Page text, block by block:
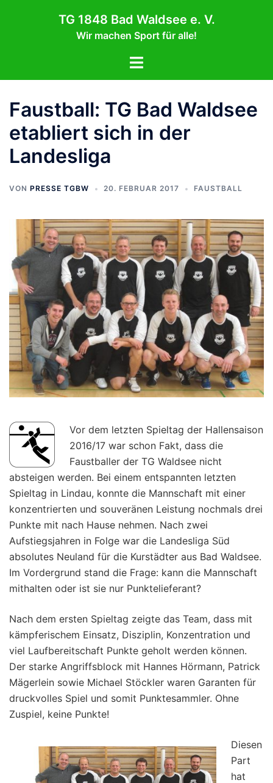
TG 1848 Bad Waldsee e. V.
Wir machen Sport für alle!
Menü
Faustball: TG Bad Waldsee
etabliert sich in der
Landesliga
VON PRESSE TGBW 20. FEBRUAR 2017 FAUSTBALL
Vor dem letzten Spieltag der Hallensaison
2016/17 war schon Fakt, dass die
Faustballer der TG Waldsee nicht
absteigen werden. Bei einem entspannten letzten
Spieltag in Lindau, konnte die Mannschaft mit einer
konzentrierten und souveränen Leistung nochmals drei
Punkte mit nach Hause nehmen. Nach zwei
Aufstiegsjahren in Folge war die Landesliga Süd
absolutes Neuland für die Kurstädter aus Bad Waldsee.
Im Vordergrund stand die Frage: kann die Mannschaft
mithalten oder ist sie nur Punktelieferant?
Nach dem ersten Spieltag zeigte das Team, dass mit
kämpferischem Einsatz, Disziplin, Konzentration und
viel Laufbereitschaft Punkte geholt werden können.
Der starke Angriffsblock mit Hannes Hörmann, Patrick
Mägerlein sowie Michael Stöckler waren Garanten für
druckvolles Spiel und somit Punktesammler. Ohne
Zuspiel, keine Punkte!
Diesen
Part
hat